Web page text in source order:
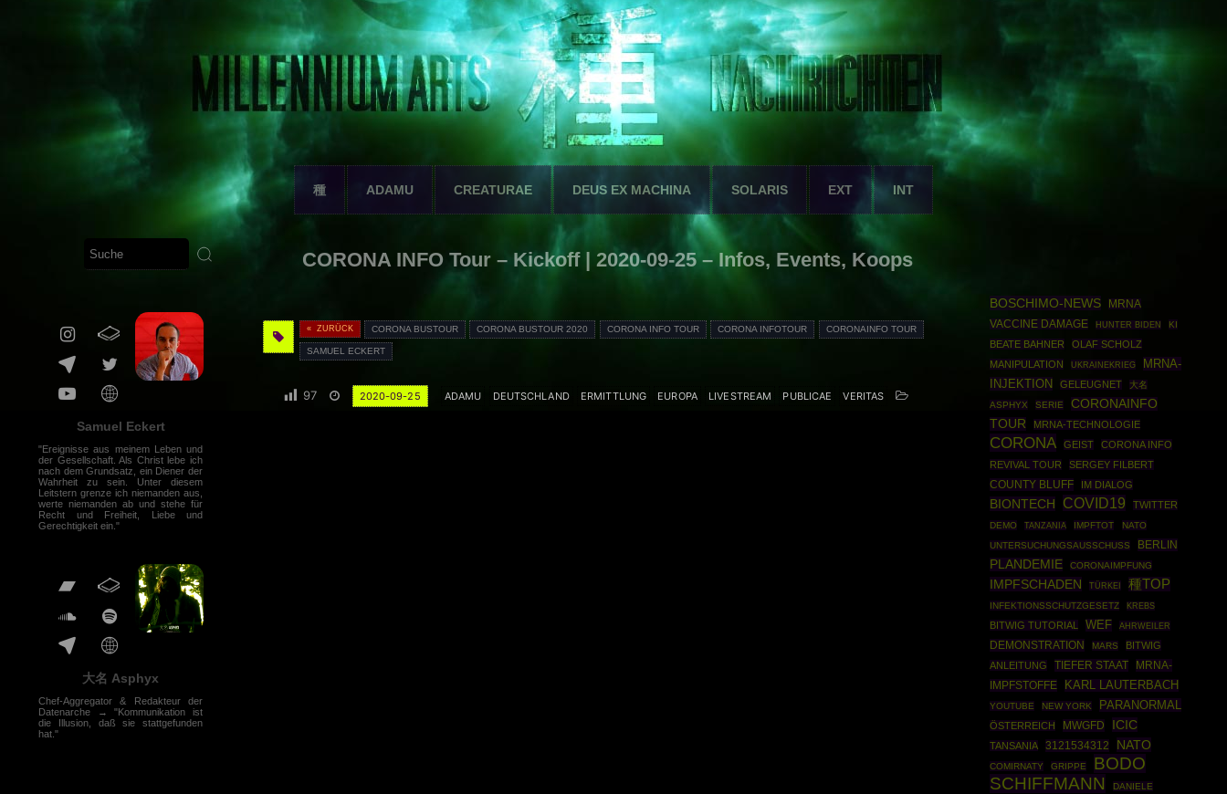
種 ADAMU CREATURAE DEUS EX MACHINA SOLARIS EXT INT
Samuel Eckert
"Ereignisse aus meinem Leben und
der Gesellschaft. Als Christ lebe ich
nach dem Grundsatz, ein Diener der
Wahrheit zu sein. Unter diesem
Leitstern grenze ich niemanden aus,
werte niemanden ab und stehe für
Recht und Freiheit, Liebe und
Gerechtigkeit ein."
大名 Asphyx
Chef-Aggregator & Redakteur der
Datenarche → "Kommunikation ist
die Illusion, daß sie stattgefunden
hat."
CORONA INFO Tour – Kickoff | 2020-09-25 – Infos, Events, Koops
« ZURÜCK CORONA BUSTOUR CORONA BUSTOUR 2020 CORONA INFO TOUR CORONA INFOTOUR CORONAINFO TOUR
SAMUEL ECKERT
97 2020-09-25 ADAMU DEUTSCHLAND ERMITTLUNG EUROPA LIVESTREAM PUBLICAE VERITAS
BOSCHIMO-NEWS
MRNA
VACCINE DAMAGE
HUNTER BIDEN KI
BEATE BAHNER
OLAF SCHOLZ
MANIPULATION
UKRAINEKRIEG
MRNA-
INJEKTION
GELEUGNET
大名
ASPHYX
SERIE
CORONAINFO
TOUR
MRNA-TECHNOLOGIE
CORONA GEIST
CORONA INFO
REVIVAL TOUR
SERGEY FILBERT
COUNTY BLUFF IM DIALOG
BIONTECH COVID19 TWITTER
DEMO TANZANIA IMPFTOT
NATO
UNTERSUCHUNGSAUSSCHUSS
BERLIN
PLANDEMIE CORONAIMPFUNG
IMPFSCHADEN TÜRKEI 種TOP
INFEKTIONSSCHUTZGESETZ KREBS
BITWIG TUTORIAL WEF AHRWEILER
DEMONSTRATION MARS
BITWIG
ANLEITUNG
TIEFER STAAT
MRNA-
IMPFSTOFFE
KARL LAUTERBACH
YOUTUBE NEW YORK PARANORMAL
ÖSTERREICH MWGFD ICIC
TANSANIA 3121534312 NATO
COMIRNATY GRIPPE
BODO
SCHIFFMANN
DANIELE